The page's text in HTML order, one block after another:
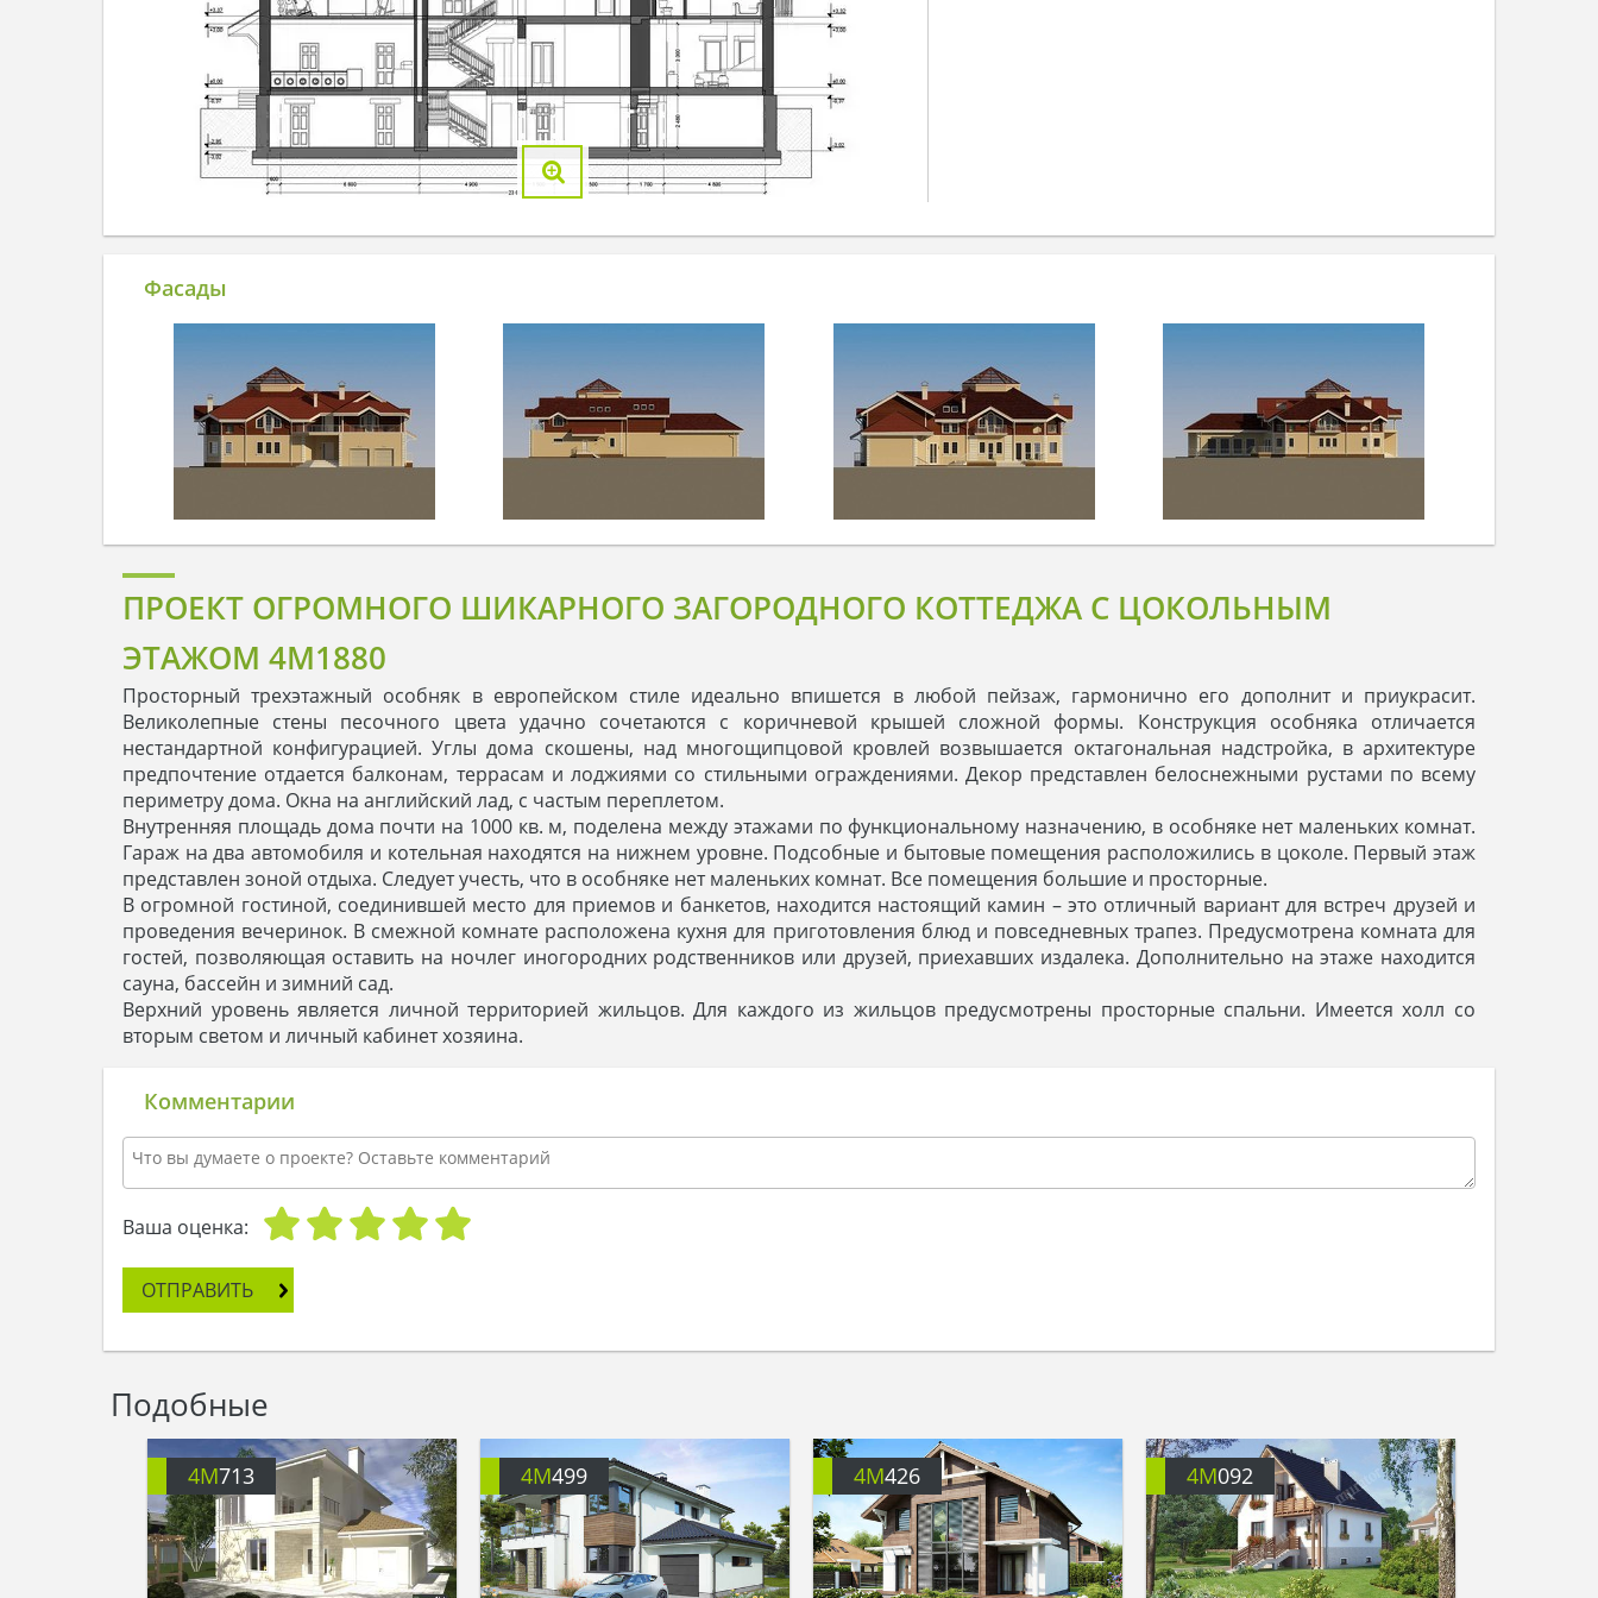
Фасады
ПРОЕКТ ОГРОМНОГО ШИКАРНОГО ЗАГОРОДНОГО КОТТЕДЖА С ЦОКОЛЬНЫМ
ЭТАЖОМ 4M1880
Просторный трехэтажный особняк в европейском стиле идеально впишется в любой пейзаж, гармонично его дополнит и приукрасит.
Великолепные стены песочного цвета удачно сочетаются с коричневой крышей сложной формы. Конструкция особняка отличается
нестандартной конфигурацией. Углы дома скошены, над многощипцовой кровлей возвышается октагональная надстройка, в архитектуре
предпочтение отдается балконам, террасам и лоджиями со стильными ограждениями. Декор представлен белоснежными рустами по всему
периметру дома. Окна на английский лад, с частым переплетом.
Внутренняя площадь дома почти на 1000 кв. м, поделена между этажами по функциональному назначению, в особняке нет маленьких комнат.
Гараж на два автомобиля и котельная находятся на нижнем уровне. Подсобные и бытовые помещения расположились в цоколе. Первый этаж
представлен зоной отдыха. Следует учесть, что в особняке нет маленьких комнат. Все помещения большие и просторные.
В огромной гостиной, соединившей место для приемов и банкетов, находится настоящий камин – это отличный вариант для встреч друзей и
проведения вечеринок. В смежной комнате расположена кухня для приготовления блюд и повседневных трапез. Предусмотрена комната для
гостей, позволяющая оставить на ночлег иногородних родственников или друзей, приехавших издалека. Дополнительно на этаже находится
сауна, бассейн и зимний сад.
Верхний уровень является личной территорией жильцов. Для каждого из жильцов предусмотрены просторные спальни. Имеется холл со
вторым светом и личный кабинет хозяина.
Комментарии
Ваша оценка:
ОТПРАВИТЬ
Подобные
4M713 4M499 4M426 4M092